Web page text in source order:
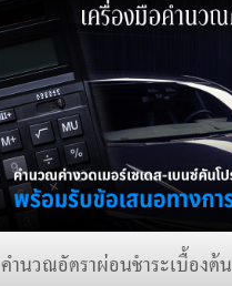
คำนวณอัตราผ่อนชำระเบื้องต้น